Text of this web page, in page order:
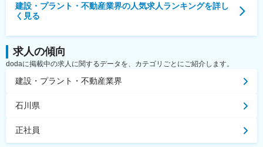
建設・プラント・不動産業界の人気求人ランキングを詳し
く見る
求人の傾向
dodaに掲載中の求人に関するデータを、カテゴリごとにご紹介します。
建設・プラント・不動産業界
石川県
正社員